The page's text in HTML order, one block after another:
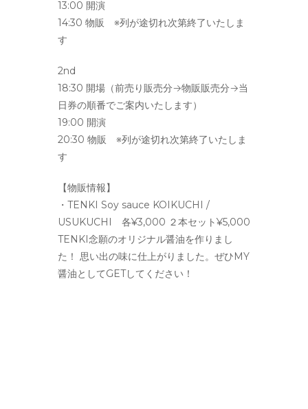
13:00 開演
14:30 物販 ※列が途切れ次第終了いたしま
す
2nd
18:30 開場 （前売り販売分→物販販売分→当
日券の順番でご案内いたします）
19:00 開演
20:30 物販 ※列が途切れ次第終了いたしま
す
【物販情報】
・TENKI Soy sauce KOIKUCHI /
USUKUCHI 各¥3,000 ２本セット¥5,000
TENKI念願のオリジナル醤油を作りまし
た！ 思い出の味に仕上がりました。ぜひMY
醤油としてGETしてください！